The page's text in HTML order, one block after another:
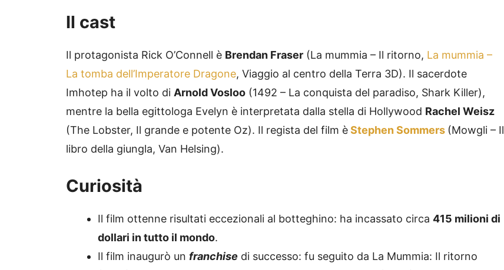
Il cast
Il protagonista Rick O’Connell è Brendan Fraser (La mummia – Il ritorno, La mummia –
La tomba dell’Imperatore Dragone, Viaggio al centro della Terra 3D). Il sacerdote
Imhotep ha il volto di Arnold Vosloo (1492 – La conquista del paradiso, Shark Killer),
mentre la bella egittologa Evelyn è interpretata dalla stella di Hollywood Rachel Weisz
(The Lobster, Il grande e potente Oz). Il regista del film èStephen Sommers (Mowgli – Il
libro della giungla, Van Helsing).
Curiosità
Il film ottenne risultati eccezionali al botteghino: ha incassato circa 415 milioni di
dollari in tutto il mondo.
Il film inaugurò un franchise di successo: fu seguito da La Mummia: Il ritorno